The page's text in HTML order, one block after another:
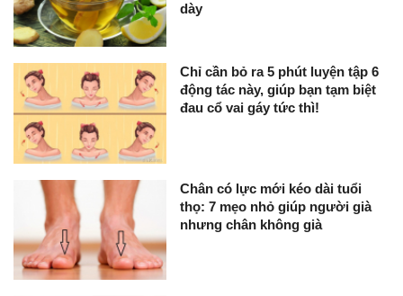
dày
Chỉ cần bỏ ra 5 phút luyện tập 6
động tác này, giúp bạn tạm biệt
đau cổ vai gáy tức thì!
Chân có lực mới kéo dài tuổi
thọ: 7 mẹo nhỏ giúp người già
nhưng chân không già